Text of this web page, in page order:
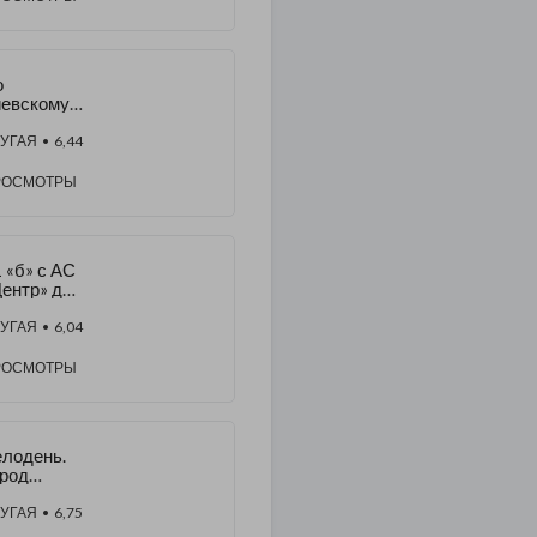
• 6,44
«б» с АС
до
2
• 6,04
год• 6,75